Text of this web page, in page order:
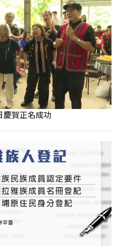
慶賀正名成功